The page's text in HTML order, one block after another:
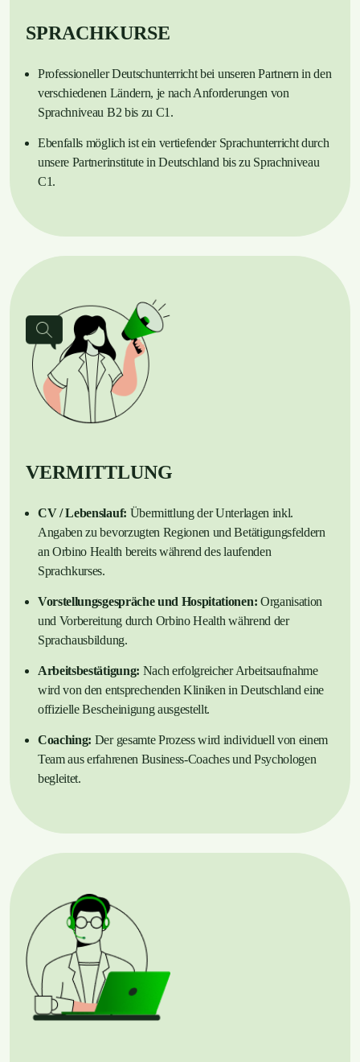
SPRACHKURSE
Professioneller Deutschunterricht bei unseren Partnern in den
verschiedenen Ländern, je nach Anforderungen von
Sprachniveau B2 bis zu C1.
Ebenfalls möglich ist ein vertiefender Sprachunterricht durch
unsere Partnerinstitute in Deutschland bis zu Sprachniveau
C1.
VERMITTLUNG
CV / Lebenslauf: Übermittlung der Unterlagen inkl.
Angaben zu bevorzugten Regionen und Betätigungsfeldern
an Orbino Health bereits während des laufenden
Sprachkurses.
Vorstellungsgespräche und Hospitationen: Organisation
und Vorbereitung durch Orbino Health während der
Sprachausbildung.
Arbeitsbestätigung: Nach erfolgreicher Arbeitsaufnahme
wird von den entsprechenden Kliniken in Deutschland eine
offizielle Bescheinigung ausgestellt.
Coaching: Der gesamte Prozess wird individuell von einem
Team aus erfahrenen Business-Coaches und Psychologen
begleitet.